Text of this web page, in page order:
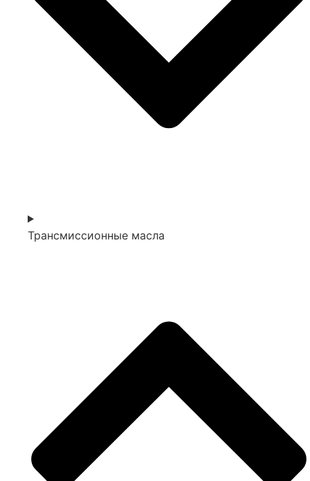
Трансмиссионные масла